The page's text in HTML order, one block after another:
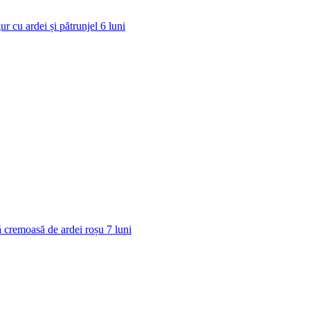
cu ardei și pătrunjel 6 luni
cremoasă de ardei roșu 7 luni